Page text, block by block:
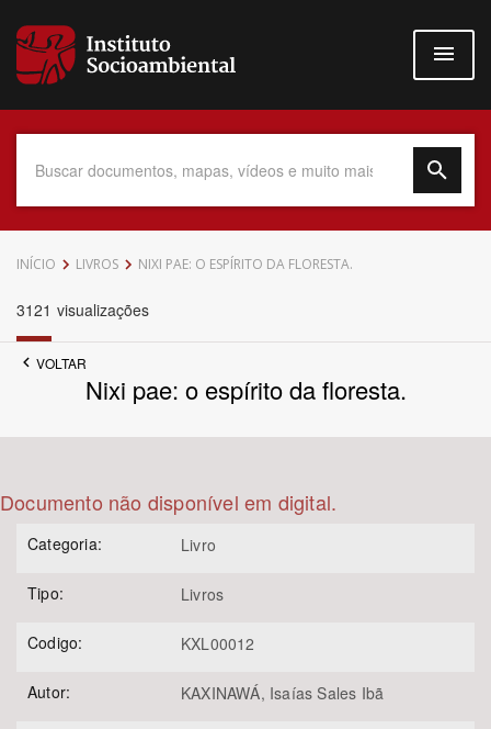
para
conteúdo
Data do Documento
Até
Bioma / Bacia
Tema
Subtema
INÍCIO LIVROS NIXI PAE: O ESPÍRITO DA FLORESTA.
3121 visualizações
VOLTAR
Nixi pae: o espírito da floresta.
Documento não disponível em digital.
Categoria: Livro
Tipo: Livros
Codigo: KXL00012
Autor: KAXINAWÁ, Isaías Sales Ibã